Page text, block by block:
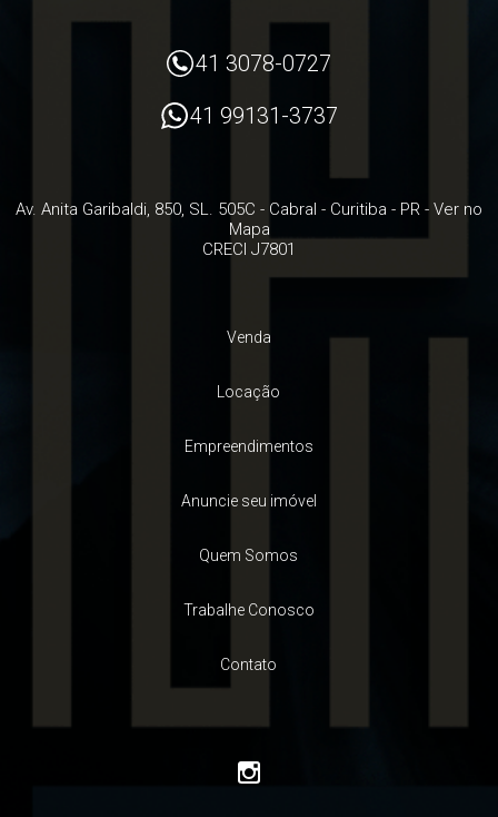
41 3078-0727
41 99131-3737
Av. Anita Garibaldi, 850, SL. 505C - Cabral - Curitiba - PR - Ver no
Mapa
CRECI J7801
Venda
Locação
Empreendimentos
Anuncie seu imóvel
Quem Somos
Trabalhe Conosco
Contato